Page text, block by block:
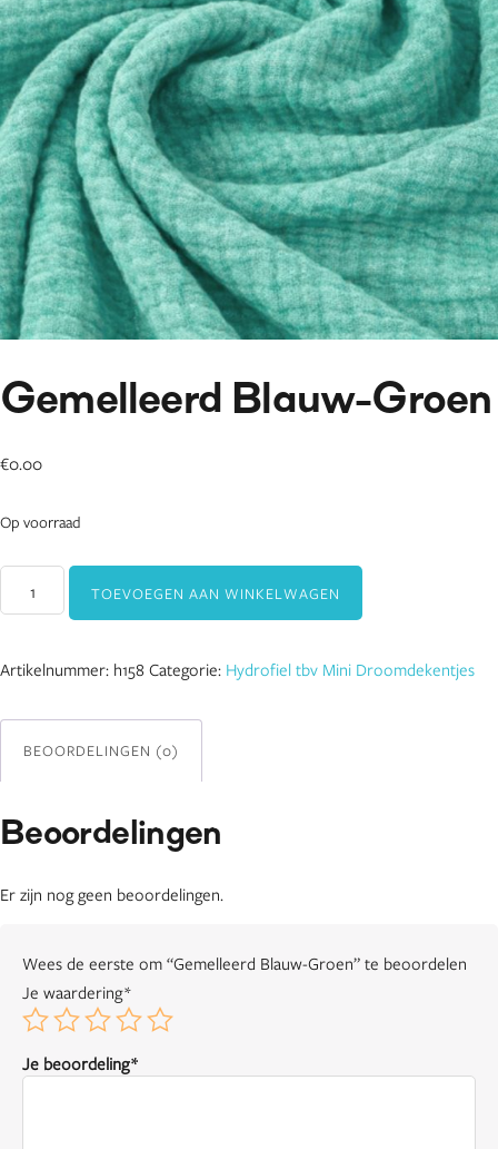
Gemelleerd Blauw-Groen
€0.00
Op voorraad
Blauw-
aantal
TOEVOEGEN AAN WINKELWAGEN
Artikelnummer: h158 Categorie: Hydrofiel tbv Mini Droomdekentjes
BEOORDELINGEN (0)
Beoordelingen
Er zijn nog geen beoordelingen.
Wees de eerste om “Gemelleerd Blauw-Groen” te beoordelen
Je waardering*
Je beoordeling*